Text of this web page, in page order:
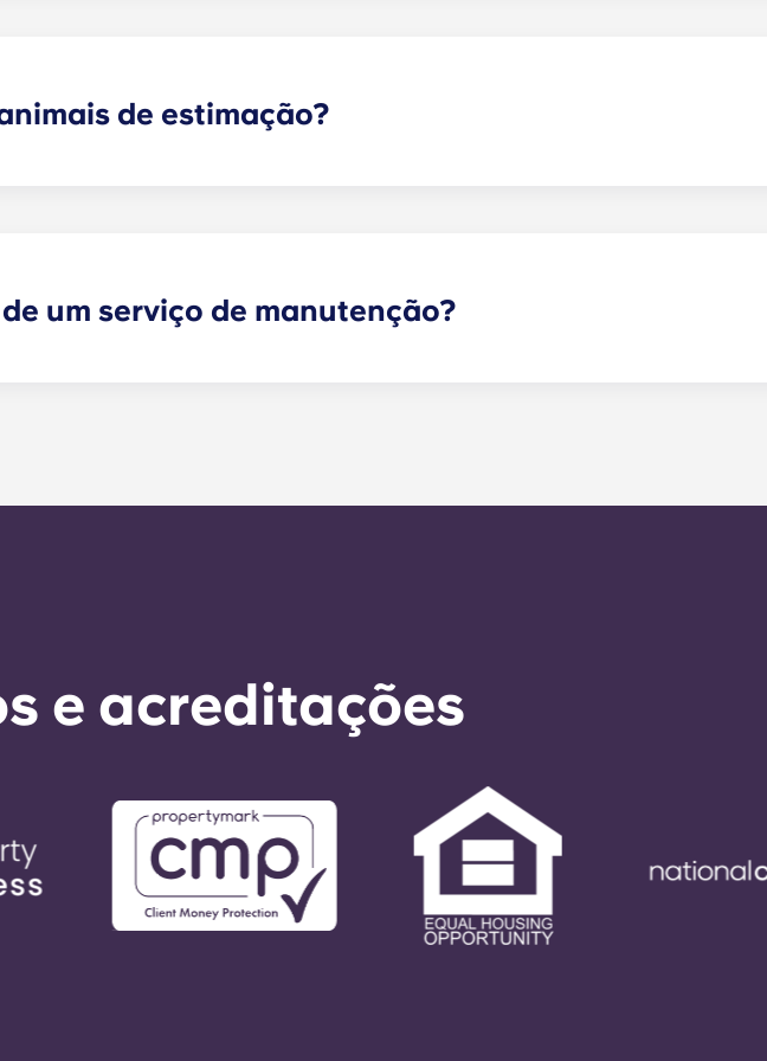
de estimação?
um serviço de manutenção?
expresso responder a qualquer necessidade de serviço geral no prazo de 24 horas.
e acreditações